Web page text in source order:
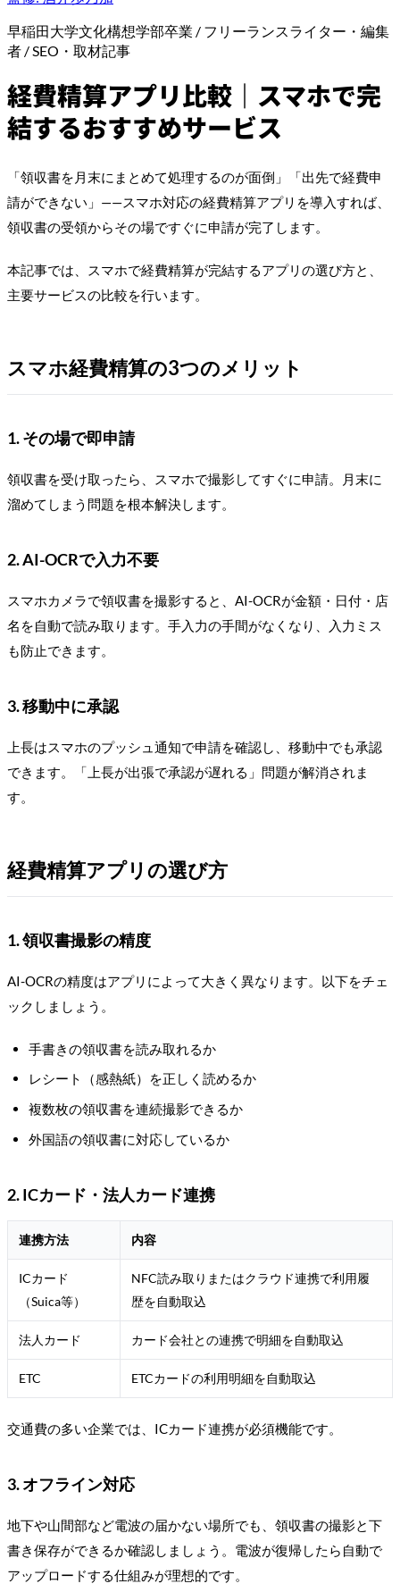
早稲田大学文化構想学部卒業 / フリーランスライター・編集
者 / SEO・取材記事
経費精算アプリ比較｜スマホで完
結するおすすめサービス
「領収書を月末にまとめて処理するのが面倒」「出先で経費申
請ができない」——スマホ対応の経費精算アプリを導入すれば、
領収書の受領からその場ですぐに申請が完了します。
本記事では、スマホで経費精算が完結するアプリの選び方と、
主要サービスの比較を行います。
スマホ経費精算の3つのメリット
1. その場で即申請
領収書を受け取ったら、スマホで撮影してすぐに申請。月末に
溜めてしまう問題を根本解決します。
2. AI-OCRで入力不要
スマホカメラで領収書を撮影すると、AI-OCRが金額・日付・店
名を自動で読み取ります。手入力の手間がなくなり、入力ミス
も防止できます。
3. 移動中に承認
上長はスマホのプッシュ通知で申請を確認し、移動中でも承認
できます。「上長が出張で承認が遅れる」問題が解消されま
す。
経費精算アプリの選び方
1. 領収書撮影の精度
AI-OCRの精度はアプリによって大きく異なります。以下をチェ
ックしましょう。
手書きの領収書を読み取れるか
レシート（感熱紙）を正しく読めるか
複数枚の領収書を連続撮影できるか
外国語の領収書に対応しているか
2. ICカード・法人カード連携
連携方法 内容
ICカード
（Suica等）
NFC読み取りまたはクラウド連携で利用履
歴を自動取込
法人カード カード会社との連携で明細を自動取込
ETC ETCカードの利用明細を自動取込
交通費の多い企業では、ICカード連携が必須機能です。
3. オフライン対応
地下や山間部など電波の届かない場所でも、領収書の撮影と下
書き保存ができるか確認しましょう。電波が復帰したら自動で
アップロードする仕組みが理想的です。